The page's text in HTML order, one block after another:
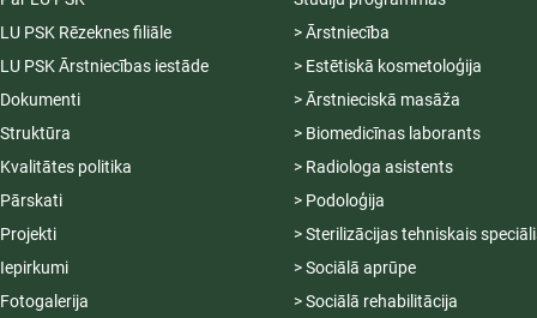
LU PSK Rēzeknes filiāle
LU PSK Ārstniecības iestāde
Dokumenti
Struktūra
Kvalitātes politika
Pārskati
Projekti
Iepirkumi
Fotogalerija
> Ārstniecība
> Estētiskā kosmetoloģija
> Ārstnieciskā masāža
> Biomedicīnas laborants
> Radiologa asistents
> Podoloģija
> Sterilizācijas tehniskais
> Sociālā aprūpe
> Sociālā rehabilitācija